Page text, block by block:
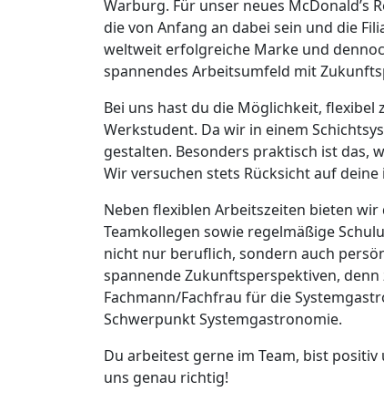
Warburg. Für unser neues
die von Anfang an dabei sein und die
weltweit erfolgreiche Marke und
spannendes Arbeitsumfeld mit
Bei uns hast du die Möglichkeit, flexibel
Werkstudent. Da wir in einem
gestalten. Besonders praktisch ist das,
Wir versuchen stets Rücksicht auf
Neben flexiblen Arbeitszeiten bieten
Teamkollegen sowie regelmäßige
nicht nur beruflich, sondern auch
spannende Zukunftsperspektiven,
Fachmann/Fachfrau für die
Schwerpunkt Systemgastronomie.
Du arbeitest gerne im Team, bist
uns genau richtig!